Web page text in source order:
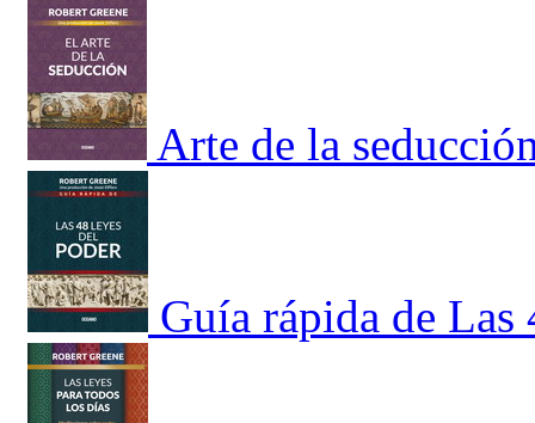
Arte de la
Guía rápida de Las